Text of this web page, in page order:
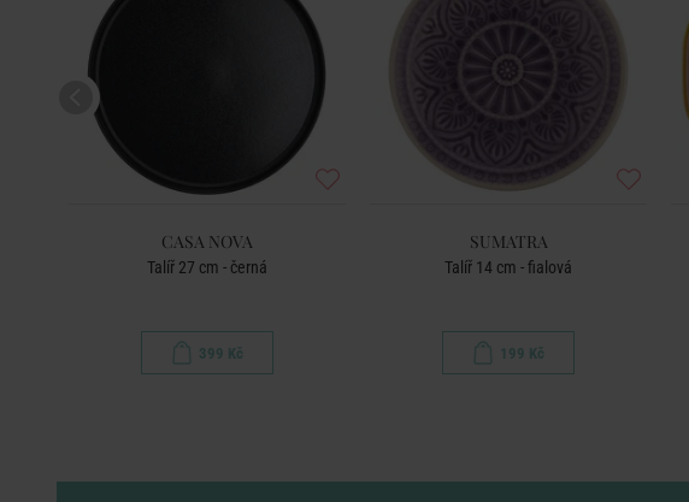
CASA NOVA
Talíř 27 cm - černá
399 Kč
SUMATRA
Talíř 14 cm - fialová
199 Kč